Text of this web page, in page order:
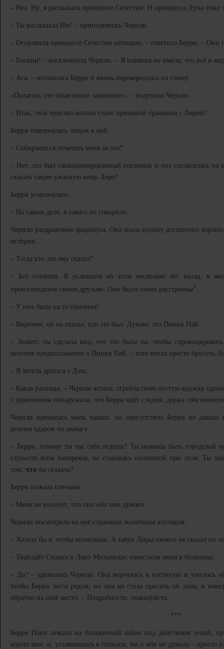
– Неа. Ну, я рассказала принцессе Селестии. И принцесса Луна тоже
– Ты рассказала Им? – приподнялась Черили.
– Отправила принцессе Селестии петицию, – ответила Берри. – Они
– Богини! – воскликнула Черили. – Я понятия не имела, что всё и
– Ага, – отозвалась Берри и вновь перевернулась на спину.
«Полагаю, это объяснение закончено», – подумала Черили.
– Итак, твоё чувство апатии стало причиной сражения с Лирой?
Берри повернулась лицом к ней.
– Собираешься отчитать меня за это?
– Нет, это был санкционированный поединок и она согласилась
сказать такую ужасную вещь Леро?
Берри усмехнулась.
– На самом деле, я такого не говорила.
Черили раздражённо фыркнула. Она знала кузину достаточно
истории.
– Тогда кто это ему сказал?
– Без понятия. Я услышала об этом несколько лет назад, в
произошедшем своим друзьям. Они были очень расстроены3.
– У них была на то причина!
– Впрочем, он не сказал, кто это был. Думаю, это Пинки Пай.
– Значит, ты сделала вид, что это была ты, чтобы
нелепое предположение о Пинки Пай, – хотя могла просто бросить
– Я хотела драться с Дэш.
– Какая разница, – Черили встала, сгребла свою пустую кружку
с удивлением обнаружила, что Берри идёт следом, держа
Черили принялась мыть чашки, но присутствие Берри не давало
резким ударом по рычагу.
– Берри, почему ты так себя ведёшь? Ты можешь быть городской
глупости всем наперекор, не становясь несносной при этом. Ты
том, что ты сказала?
Берри пожала плечами:
– Меня не волнует, что они обо мне думают.
Черили посмотрела на неё странным жалобным взглядом.
– Хотела бы я, чтобы волновало. А табун Лиры ничего не сказал по
– Твайлайт Спаркл и Леро Михалидис навестили меня в больнице.
– Да? – удивилась Черили. Она вернулась в гостиную и улеглась
чтобы Берри легла рядом, но она не стала просить об этом, и
обратно на своё место. – Подробности, пожалуйста.
***
Берри Панч лежала на больничной койке под действием зелий,
корсет шее, и, уставившись в потолок, ни о чём не думала – просто